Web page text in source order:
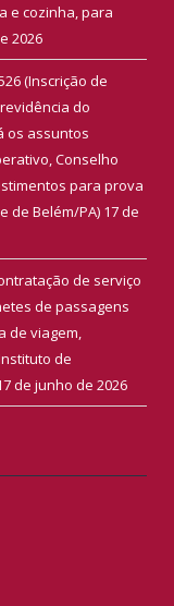
e cozinha, para
2026
(Inscrição de
do
os assuntos
Conselho
para prova
de Belém/PA) 17 de
de serviço
de passagens
de viagem,
de
de junho de 2026